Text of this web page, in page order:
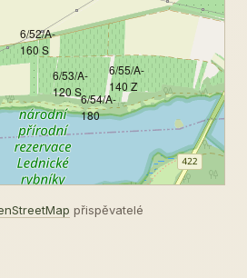
6/52/A-
160 S
6/53/A-
120 S6/54/A-
180
6/55/A-
140 Z
přispěvatelé